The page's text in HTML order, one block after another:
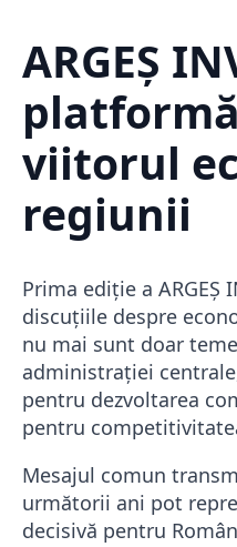
ARGEȘ
viitorul
regiunii
Prima ediție a ARGEȘ
discuțiile despre
nu mai sunt doar
administrației
pentru dezvoltarea
pentru
Mesajul comun
următorii ani pot
decisivă pentru